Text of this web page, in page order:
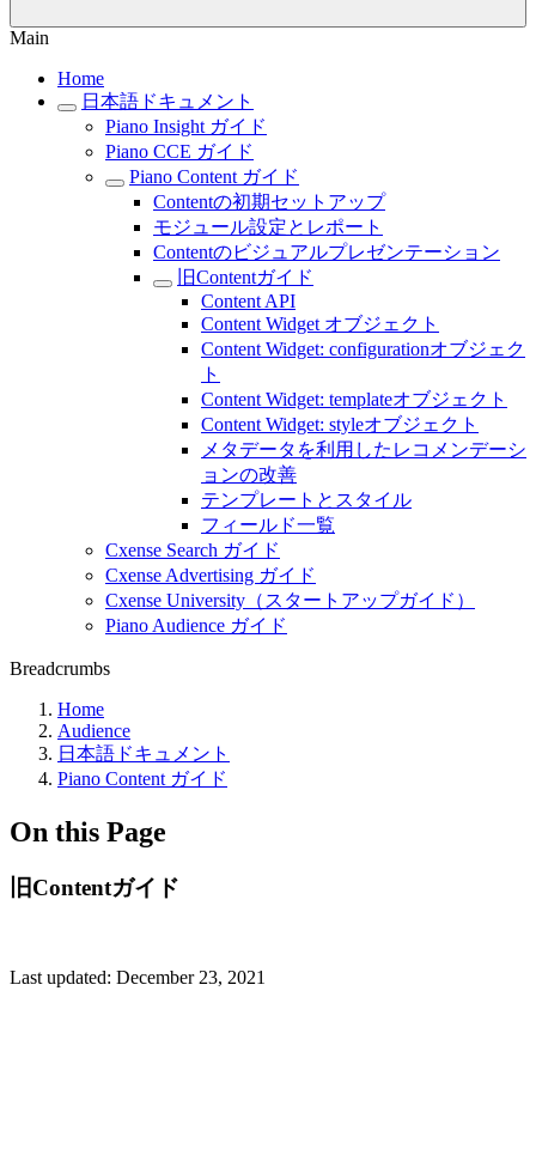
Main
Home
日本語ドキュメント
Piano Insight ガイド
Piano CCE ガイド
Piano Content ガイド
Contentの初期セットアップ
モジュール設定とレポート
Contentのビジュアルプレゼンテーション
旧Contentガイド
Content API
Content Widget オブジェクト
Content Widget: configurationオブジェク
ト
Content Widget: templateオブジェクト
Content Widget: styleオブジェクト
メタデータを利用したレコメンデーシ
ョンの改善
テンプレートとスタイル
フィールド一覧
Cxense Search ガイド
Cxense Advertising ガイド
Cxense University（スタートアップガイド）
Piano Audience ガイド
Breadcrumbs
Home
Audience
日本語ドキュメント
Piano Content ガイド
On this Page
旧Contentガイド
Last updated: December 23, 2021